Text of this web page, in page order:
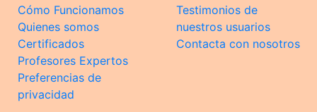
Cómo Funcionamos
Quienes somos
Certificados
Profesores Expertos
Preferencias de
privacidad
Testimonios de
nuestros usuarios
Contacta con nosotros